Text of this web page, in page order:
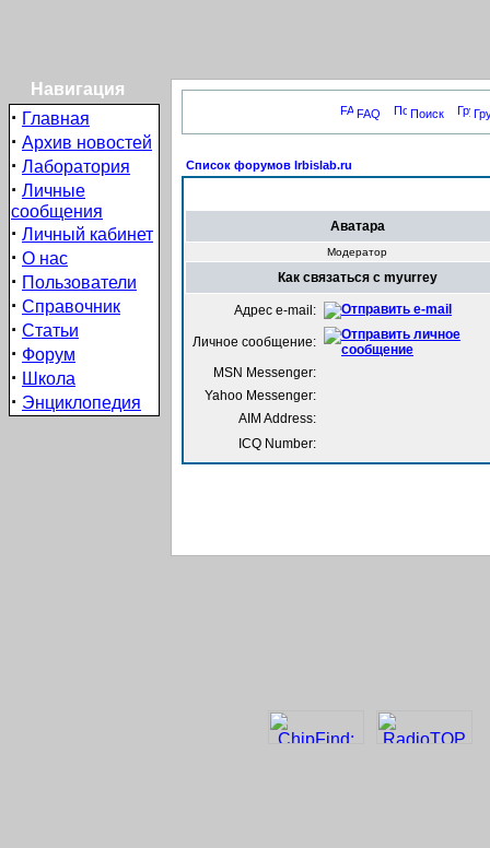
Навигация
· Главная
· Архив новостей
· Лаборатория
· Личные
сообщения
· Личный кабинет
· О нас
· Пользователи
· Справочник
· Статьи
· Форум
· Школа
· Энциклопедия
FAQ Поиск
Список форумов Irbislab.ru
Аватара
Модератор
Как связаться с myurrey
Адрес e-mail:
Личное сообщение:
MSN Messenger:
Yahoo Messenger:
AIM Address:
ICQ Number: